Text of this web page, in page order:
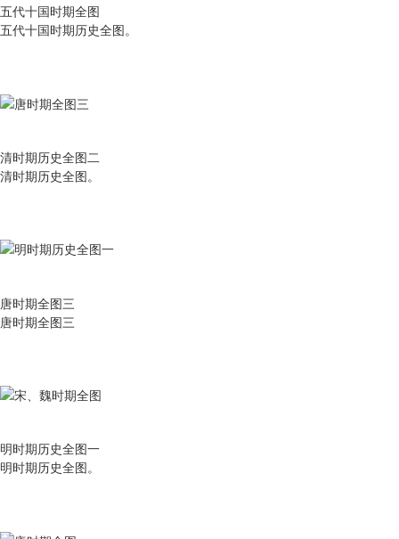
五代十国时期全图
五代十国时期历史全图。
清时期历史全图二
清时期历史全图。
唐时期全图三
唐时期全图三
明时期历史全图一
明时期历史全图。